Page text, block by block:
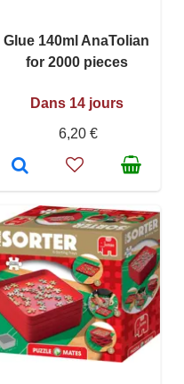
Glue 140ml AnaTolian
for 2000 pieces
Dans 14 jours
6,20 €